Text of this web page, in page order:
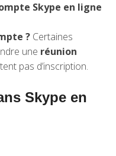
Skype en ligne
? Certaines
une réunion
pas d’inscription.
Skype en